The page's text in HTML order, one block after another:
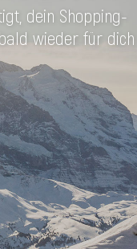
dein Shopping-
wieder für dich